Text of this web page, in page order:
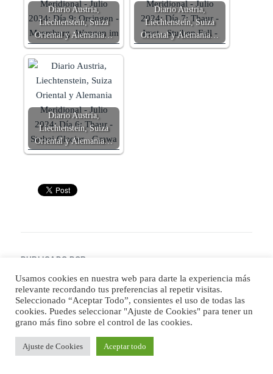
Diario Austria,
Liechtenstein, Suiza
Oriental y Alemania…
Diario Austria,
Liechtenstein, Suiza
Oriental y Alemania…
Diario Austria,
Liechtenstein, Suiza
Oriental y Alemania…
PUBLICADO POR
fmarquezarroyo
Nací en la genial cosecha de 1981. Soy el planificador de la pareja
(quizás tenga que ver que soy Informático y algo cuadriculado). Me
gusta llevar todo bien atado para evitar sorpresas. Soy bastante
no dejarme cosas sin ver. No me gusta repetir ciudades con tantos
Usamos cookies en nuestra web para darte la experiencia más
relevante recordando tus preferencias al repetir visitas.
Seleccionado “Aceptar Todo”, consientes el uso de todas las
cookies. Puedes seleccionar "Ajuste de Cookies" para tener un
grano más fino sobre el control de las cookies.
Ajuste de Cookies Aceptar todo